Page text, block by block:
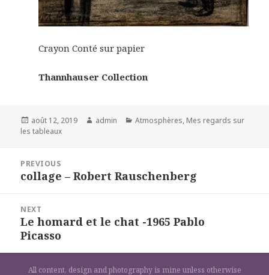
Crayon Conté sur papier
Thannhauser Collection
Posted
on
août 12, 2019 Author
admin Categories
Atmosphères, Mes regards sur
les tableaux
l’article
PREVIOUS
Previous
collage – Robert Rauschenberg
NEXT
Next
post:
Le homard et le chat -1965 Pablo
Picasso
All content, design and photography is mine unless otherwise